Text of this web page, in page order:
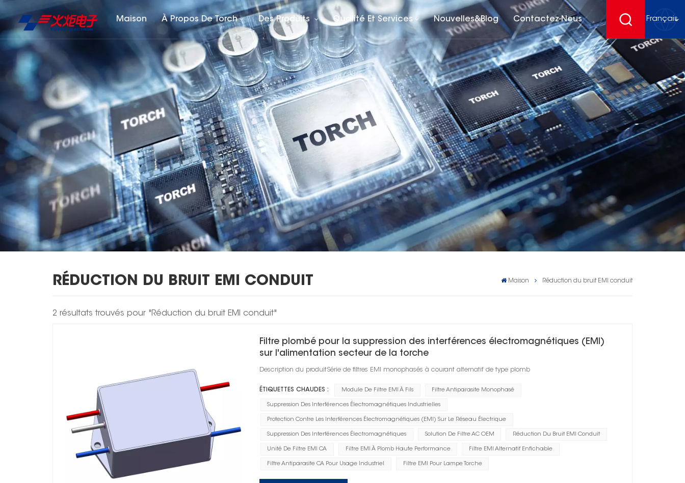
Maison À Propos De Torch Des Produits Qualité Et Services Nouvelles&Blog Contactez-Nous Français
English
français
Deutsch
español
RÉDUCTION DU BRUIT EMI CONDUIT Maison Réduction du bruit EMI conduit
2 résultats trouvés pour "Réduction du bruit EMI conduit"
Filtre plombé pour la suppression des interférences électromagnétiques (EMI)
sur l'alimentation secteur de la torche
Description du produitSérie de filtres EMI monophasés à courant alternatif de type plomb
ÉTIQUETTES CHAUDES : Module De Filtre EMI À Fils Filtre Antiparasite Monophasé
Suppression Des Interférences Électromagnétiques Industrielles
Protection Contre Les Interférences Électromagnétiques (EMI) Sur Le Réseau Électrique
Suppression Des Interférences Électromagnétiques Solution De Filtre AC OEM Réduction Du Bruit EMI Conduit
Unité De Filtre EMI CA Filtre EMI À Plomb Haute Performance Filtre EMI Alternatif Enfichable
Filtre Antiparasite CA Pour Usage Industriel Filtre EMI Pour Lampe Torche